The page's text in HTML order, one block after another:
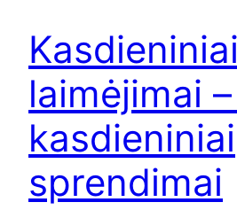
Kasdieniniai
laimėjimai
kasdieniniai
sprendimai